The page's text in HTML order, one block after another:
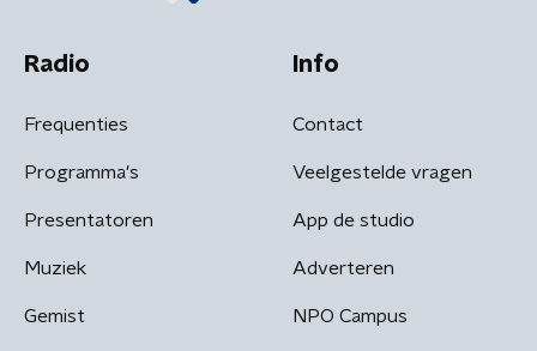
Radio
Frequenties
Programma's
Presentatoren
Muziek
Gemist
Info
Contact
Veelgestelde vragen
App de studio
Adverteren
NPO Campus